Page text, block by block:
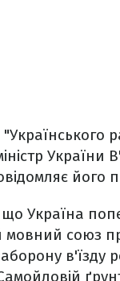
України
його
що Україна
мовний союз
в'їзду